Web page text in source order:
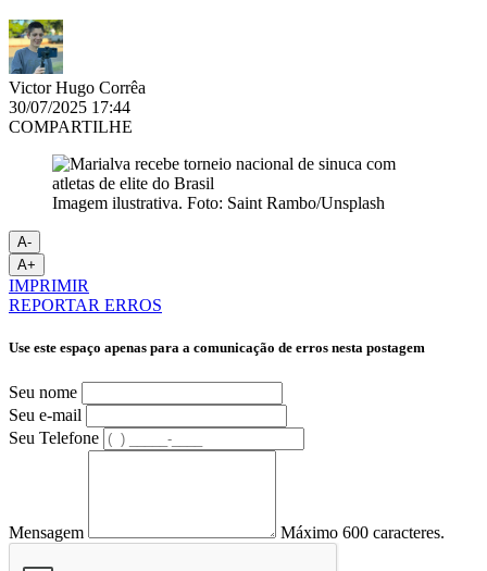
Victor Hugo Corrêa
30/07/2025 17:44
COMPARTILHE
Imagem ilustrativa. Foto: Saint Rambo/Unsplash
A-
A+
IMPRIMIR
REPORTAR ERROS
Use este espaço apenas para a comunicação de erros nesta postagem
Seu nome
Seu e-mail
Seu Telefone
Mensagem Máximo 600 caracteres.